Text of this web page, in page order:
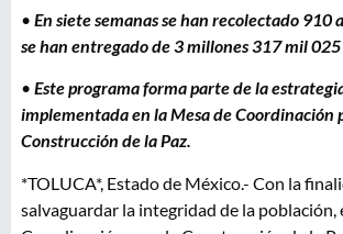
• En siete semanas se han recolectado 910
se han entregado de 3 millones 317 mil 025
• Este programa forma parte de la
implementada en la Mesa de Coordinación
Construcción de la Paz.
*TOLUCA*, Estado de México.- Con la
salvaguardar la integridad de la población,